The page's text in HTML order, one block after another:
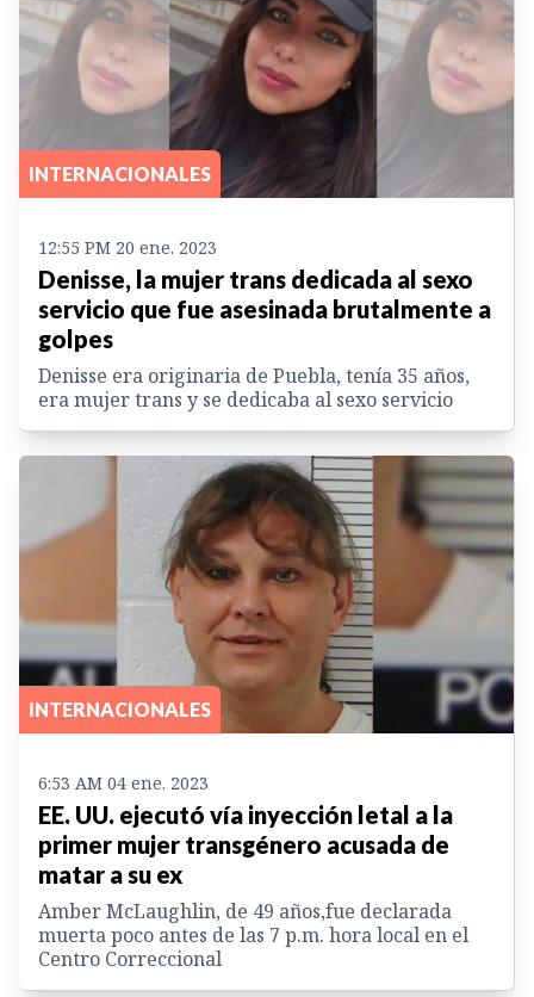
INTERNACIONALES
12:55 PM 20 ene. 2023
Denisse, la mujer trans dedicada al sexo
servicio que fue asesinada brutalmente a
golpes
Denisse era originaria de Puebla, tenía 35 años,
era mujer trans y se dedicaba al sexo servicio
INTERNACIONALES
6:53 AM 04 ene. 2023
EE. UU. ejecutó vía inyección letal a la
primer mujer transgénero acusada de
matar a su ex
Amber McLaughlin, de 49 años,fue declarada
muerta poco antes de las 7 p.m. hora local en el
Centro Correccional